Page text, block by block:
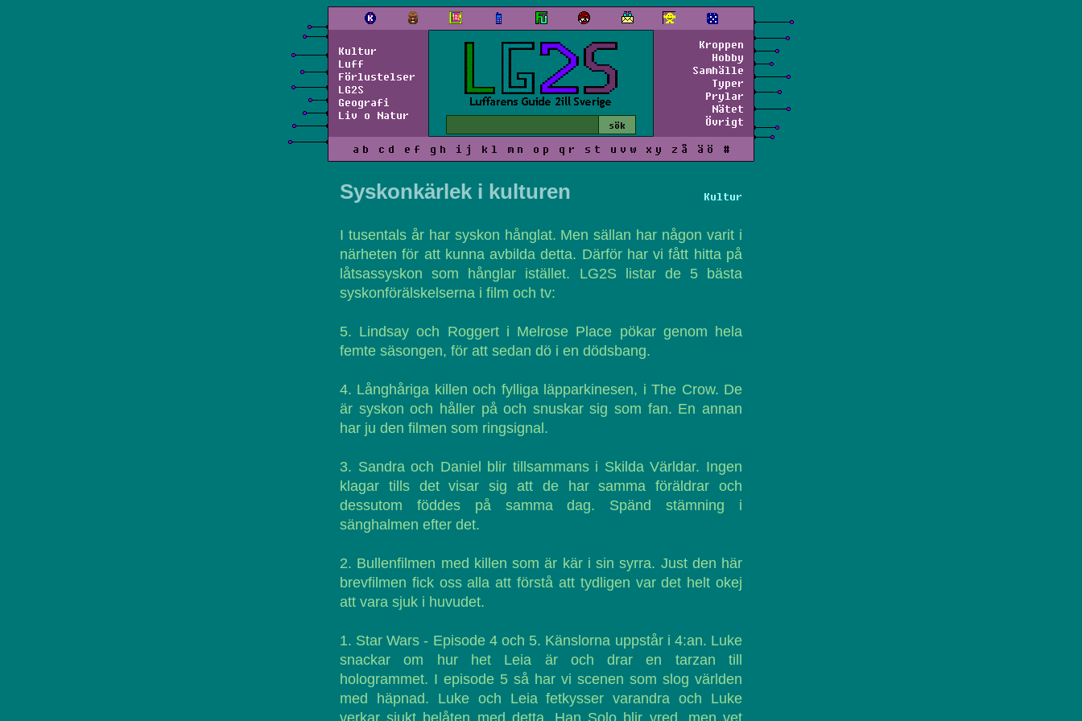
Kultur
Luff
Förlustelser
LG2S
Geografi
Liv o Natur
Kroppen
Hobby
Samhälle
Typer
Prylar
Nätet
Övrigt
a b c d e f g h i j k l m n o p q r s t u v w x y z å ä ö #
Kultur
Syskonkärlek i kulturen
I tusentals år har syskon hånglat. Men sällan har någon varit i
närheten för att kunna avbilda detta. Därför har vi fått hitta på
låtsassyskon som hånglar istället. LG2S listar de 5 bästa
syskonförälskelserna i film och tv:
5. Lindsay och Roggert i Melrose Place pökar genom hela
femte säsongen, för att sedan dö i en dödsbang.
4. Långhåriga killen och fylliga läpparkinesen, i The Crow. De
är syskon och håller på och snuskar sig som fan. En annan
har ju den filmen som ringsignal.
3. Sandra och Daniel blir tillsammans i Skilda Världar. Ingen
klagar tills det visar sig att de har samma föräldrar och
dessutom föddes på samma dag. Spänd stämning i
sänghalmen efter det.
2. Bullenfilmen med killen som är kär i sin syrra. Just den här
brevfilmen fick oss alla att förstå att tydligen var det helt okej
att vara sjuk i huvudet.
1. Star Wars - Episode 4 och 5. Känslorna uppstår i 4:an. Luke
snackar om hur het Leia är och drar en tarzan till
hologrammet. I episode 5 så har vi scenen som slog världen
med häpnad. Luke och Leia fetkysser varandra och Luke
verkar sjukt belåten med detta. Han Solo blir vred, men vet